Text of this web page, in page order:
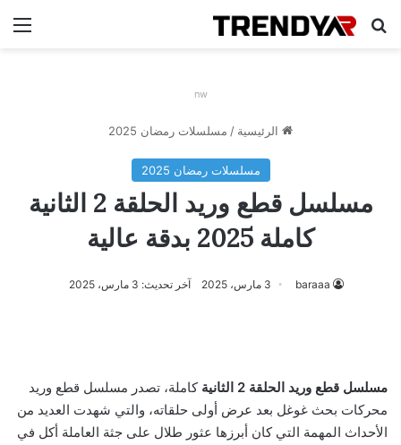
بحث عن
nw
الرئيسية / مسلسلات رمضان 2025
مسلسلات رمضان 2025
مسلسل قطع وريد الحلقة 2 الثانية
كاملة 2025 بدقة عالية
baraaa 3 مارس، 2025 آخر تحديث: 3 مارس، 2025
مسلسل قطع وريد الحلقة 2 الثانية
كاملة، تصدر مسلسل قطع وريد
محركات بحث غوغل بعد عرض أولى حلقاته، والتي شهدت العديد من
الأحداث المهمة التي كان أبرزها عثور طلال على جثة العاملة أكل في